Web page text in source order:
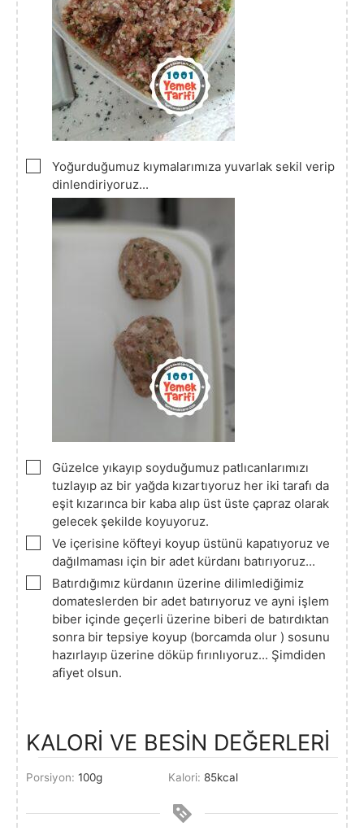
▢
Yoğurduğumuz kıymalarımıza yuvarlak sekil verip
dinlendiriyoruz...
▢
Güzelce yıkayıp soyduğumuz patlıcanlarımızı
tuzlayıp az bir yağda kızartıyoruz her iki tarafı da
eşit kızarınca bir kaba alıp üst üste çapraz olarak
gelecek şekilde koyuyoruz.
▢
Ve içerisine köfteyi koyup üstünü kapatıyoruz ve
dağılmaması için bir adet kürdanı batırıyoruz...
▢
Batırdığımız kürdanın üzerine dilimlediğimiz
domateslerden bir adet batırıyoruz ve ayni işlem
biber içinde geçerli üzerine biberi de batırdıktan
sonra bir tepsiye koyup (borcamda olur ) sosunu
hazırlayıp üzerine döküp fırınlıyoruz... Şimdiden
afiyet olsun.
KALORİ VE BESİN DEĞERLERİ
Porsiyon: 100g Kalori: 85kcal